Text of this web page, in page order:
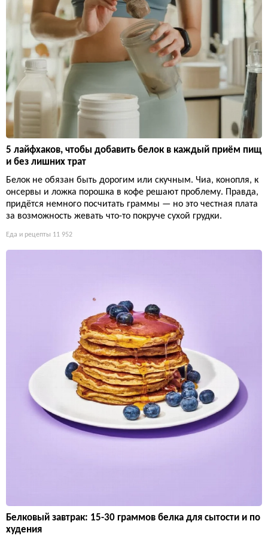
5 лайфхаков, чтобы добавить белок в каждый приём пищ
и без лишних трат
Белок не обязан быть дорогим или скучным. Чиа, конопля, к
онсервы и ложка порошка в кофе решают проблему. Правда,
придётся немного посчитать граммы — но это честная плата
за возможность жевать что-то покруче сухой грудки.
Еда и рецепты 11 952
Белковый завтрак: 15-30 граммов белка для сытости и по
худения